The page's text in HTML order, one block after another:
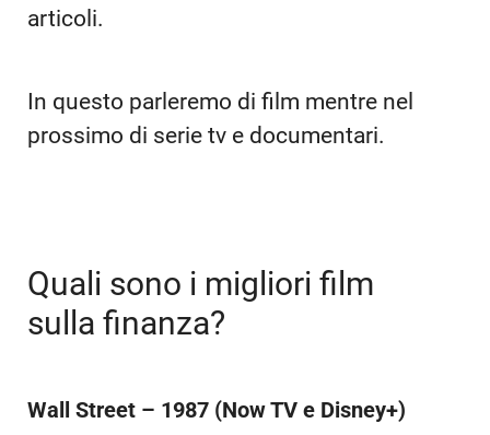
articoli.
In questo parleremo di film mentre nel
prossimo di serie tv e documentari.
Quali sono i migliori film
sulla finanza?
Wall Street – 1987 (Now TV e Disney+)